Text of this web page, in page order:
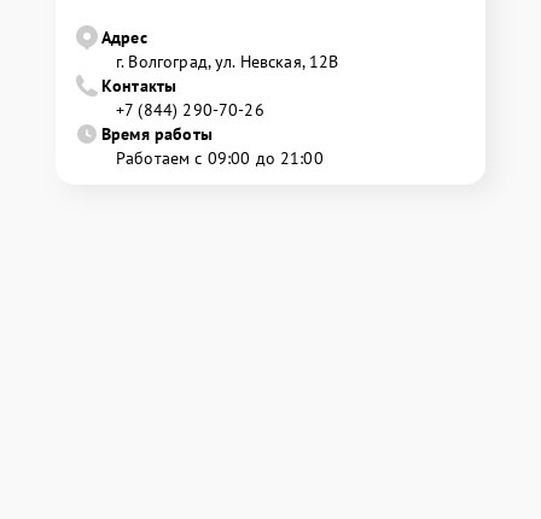
Адрес
г. Волгоград, ул. Невская, 12В
Контакты
+7 (844) 290-70-26
Время работы
Работаем с 09:00 до 21:00